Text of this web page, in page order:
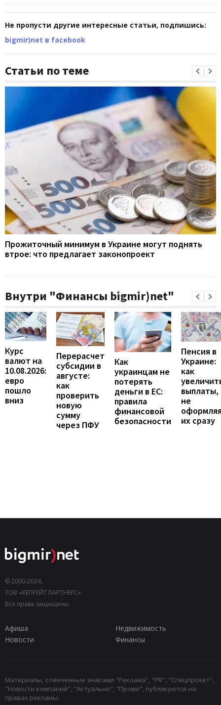
Не пропусти другие интересные статьи, подпишись:
bigmir)net в facebook
Статьи по теме
Прожиточный минимум в Украине могут поднять
втрое: что предлагает законопроект
Внутри "Финансы bigmir)net"
Курс
валют на
10.08.2026:
евро
пошло
вниз
Перерасчет
субсидии в
августе:
как
проверить
новую
сумму
через ПФУ
Как
украинцам не
потерять
деньги в ЕС:
правила
финансовой
безопасности
Пенсия в
Украине:
как
выплаты,
не
их сразу
© 2000-2024,
ТОВ «КЕПРЕЙТ ПАРТНЕРС».
Все права защищены.
Афиша
Недвижимость
Новости
Финансы
Материалы, отмеченные знаками "Реклама", "PR", "Спецпроект",
"Новости компаний", "Актуально", "Промо", публикуются на
правах рекламы.